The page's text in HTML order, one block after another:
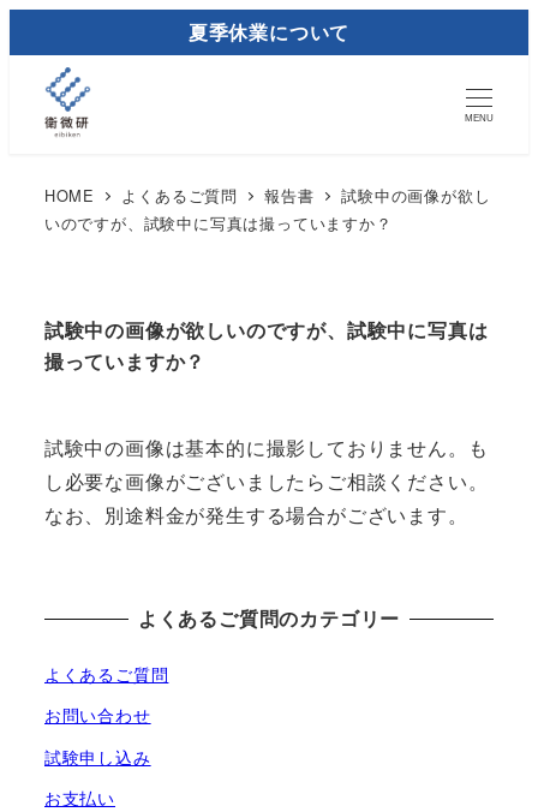
イ
夏季休業について
MENU
HOME よくあるご質問 報告書
試験中の画像が欲し
いのですが、試験中に写真は撮っていますか？
試験中の画像が欲しいのですが、試験中に写真は
撮っていますか？
試験中の画像は基本的に撮影しておりません。も
し必要な画像がございましたらご相談ください。
なお、別途料金が発生する場合がございます。
よくあるご質問のカテゴリー
よくあるご質問
お問い合わせ
試験申し込み
お支払い